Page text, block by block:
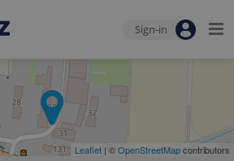
Sign-in
Leaflet | ©OpenStreetMapcontributors